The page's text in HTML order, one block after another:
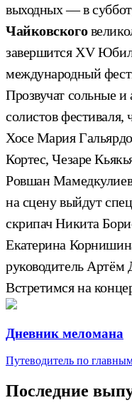
выходных — в
Чайковского
завершится ХV
международный
Прозвучат сольные
солистов фестиваля,
Хосе Мария
Кортес, Чезаре
Ровшан
на сцену выйдут
скрипач Никита
Екатерина
руководитель Артём
Встретимся на
Дневник меломана
Путеводитель по
Последние